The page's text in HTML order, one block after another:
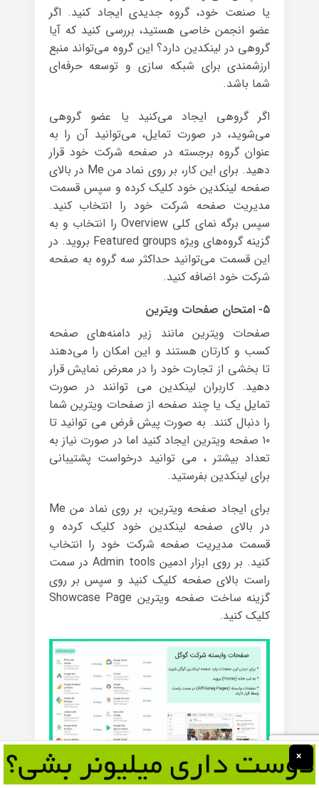
یا صنعت خود، گروه جدیدی ایجاد کنید. اگر
عضو انجمن خاصی هستید، بررسی کنید که آیا
گروهی در لینکدین دارد؟ این گروه می‌تواند منبع
ارزشمندی برای شبکه سازی و توسعه حرفه‌ای
شما باشد.
اگر گروهی ایجاد می‌کنید یا عضو گروهی
می‌شوید، در صورت تمایل، می‌توانید آن را به
عنوان گروه برجسته در صفحه شرکت خود قرار
دهید. برای این کار، بر روی نماد من Me در بالای
صفحه لینکدین خود کلیک کرده و سپس قسمت
مدیریت صفحه شرکت خود را انتخاب کنید.
سپس برگه نمای کلی Overview را انتخاب و به
گزینه گروه‌های ویژه Featured groups بروید. در
این قسمت می‌توانید حداکثر سه گروه به صفحه
شرکت خود اضافه کنید.
۵- امتحان صفحات ویترین
صفحات ویترین مانند زیر دامنه‌های صفحه
کسب و کارتان هستند و این امکان را می‌دهند
تا بخشی از تجارت خود را در معرض نمایش قرار
دهید. کاربران لینکدین می توانند در صورت
تمایل یک یا چند صفحه از صفحات ویترین شما
را دنبال کنند. به صورت پیش فرض می توانید تا
۱۰ صفحه ویترین ایجاد کنید اما در صورت نیاز به
تعداد بیشتر ، می توانید درخواست پشتیبانی
برای لینکدین بفرستید.
برای ایجاد صفحه ویترین، بر روی نماد من Me
در بالای صفحه لینکدین خود کلیک کرده و
قسمت مدیریت صفحه شرکت خود را انتخاب
کنید. بر روی ابزار ادمین Admin tools در سمت
راست بالای صفحه کلیک کنید و سپس بر روی
گزینه ساخت صفحه ویترین Showcase Page
کلیک کنید.
×